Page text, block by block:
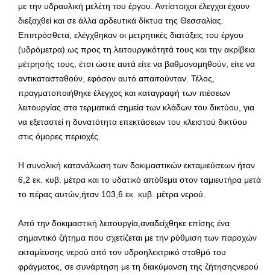
με την υδραυλική μελέτη του έργου. Αντίστοιχοι έλεγχοι έχουν
διεξαχθεί και σε άλλα αρδευτικά δίκτυα της Θεσσαλίας.
Επιπρόσθετα, ελέγχθηκαν οι μετρητικές διατάξεις του έργου
(υδρόμετρα) ως προς τη λειτουργικότητά τους και την ακρίβεια
μέτρησής τους, έτσι ώστε αυτά είτε να βαθμονομηθούν, είτε να
αντικατασταθούν, εφόσον αυτό απαιτούνταν. Τέλος,
πραγματοποιήθηκε έλεγχος και καταγραφή των πιέσεων
λειτουργίας στα τερματικά σημεία των κλάδων του δικτύου, για
να εξεταστεί η δυνατότητα επεκτάσεων του κλειστού δικτύου
στις όμορες περιοχές.
Η συνολική κατανάλωση των δοκιμαστικών εκταμιεύσεων ήταν
6,2 εκ. κυβ. μέτρα και το υδατικό απόθεμα στον ταμιευτήρα μετά
το πέρας αυτών,ήταν 103,6 εκ. κυβ. μέτρα νερού.
Από την δοκιμαστική λειτουργία,αναδείχθηκε επίσης ένα
σημαντικό ζήτημα που σχετίζεται με την ρύθμιση των παροχών
εκταμίευσης νερού από τον υδροηλεκτρικό σταθμό του
φράγματος, σε συνάρτηση με τη διακύμανση της ζήτησηςνερού